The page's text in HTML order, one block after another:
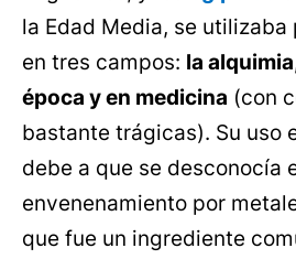
la Edad Media, se
en tres campos: la
época y en medicina (con
bastante trágicas). Su uso
debe a que se desconocía
envenenamiento por
que fue un ingrediente